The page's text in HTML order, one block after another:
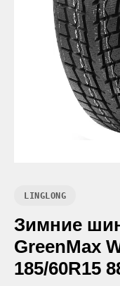
LINGLONG
Зимние
GreenMax
185/60R15